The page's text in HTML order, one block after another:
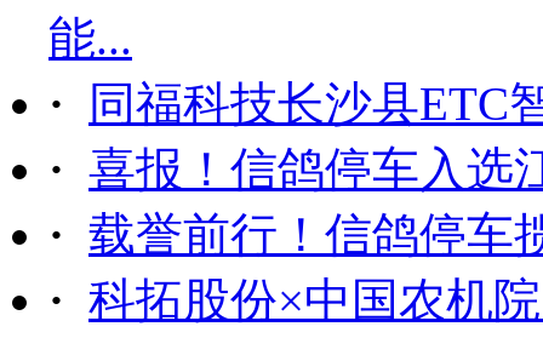
能...
·
同福科技长沙县ETC
· 喜报！信鸽停车入选
· 载誉前行！信鸽停车
· 科拓股份×中国农机